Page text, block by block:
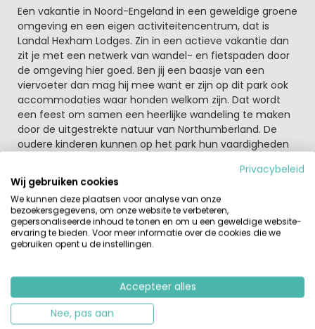
Beschrijving
Een vakantie in Noord-Engeland in een geweldige groene
omgeving en een eigen activiteitencentrum, dat is
Landal Hexham Lodges. Zin in een actieve vakantie dan
zit je met een netwerk van wandel- en fietspaden door
de omgeving hier goed. Ben jij een baasje van een
viervoeter dan mag hij mee want er zijn op dit park ook
accommodaties waar honden welkom zijn. Dat wordt
een feest om samen een heerlijke wandeling te maken
door de uitgestrekte natuur van Northumberland. De
oudere kinderen kunnen op het park hun vaardigheden
in het activiteitencentrum.
Je viert vakantie midden in de veelzijdige natuur van
Noord-Engeland
De omgeving is veelzijdig, je vindt er bos, heide en de
kust ligt op korte afstand. Pak je wandelschoenen in en
veel om te ontdekken in Northumberland, van prachtige
kastelen en gezellige steden tot magische bossen en
een woeste kustlijn. Deze regio heeft ook nog eens de
helderste sterrenhemel van Groot-Brittannië. Het
Privacybeleid
Wij gebruiken cookies
We kunnen deze plaatsen voor analyse van onze
bezoekersgegevens, om onze website te verbeteren,
gepersonaliseerde inhoud te tonen en om u een geweldige website-
ervaring te bieden. Voor meer informatie over de cookies die we
gebruiken opent u de instellingen.
Accepteer alles
Nee, pas aan